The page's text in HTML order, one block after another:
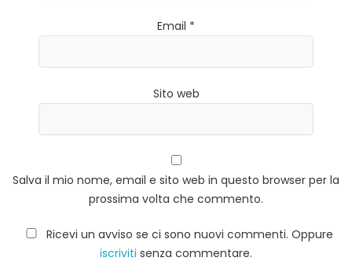
Email *
Sito web
Salva il mio nome, email e sito web in questo browser per la
prossima volta che commento.
Ricevi un avviso se ci sono nuovi commenti. Oppure
iscriviti senza commentare.